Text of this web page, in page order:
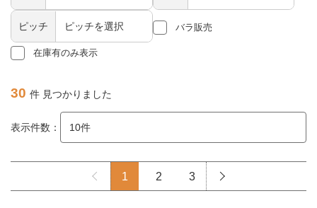
ピッチ バラ販売
在庫有のみ表示
30 件 見つかりました
表示件数：
1 2 3